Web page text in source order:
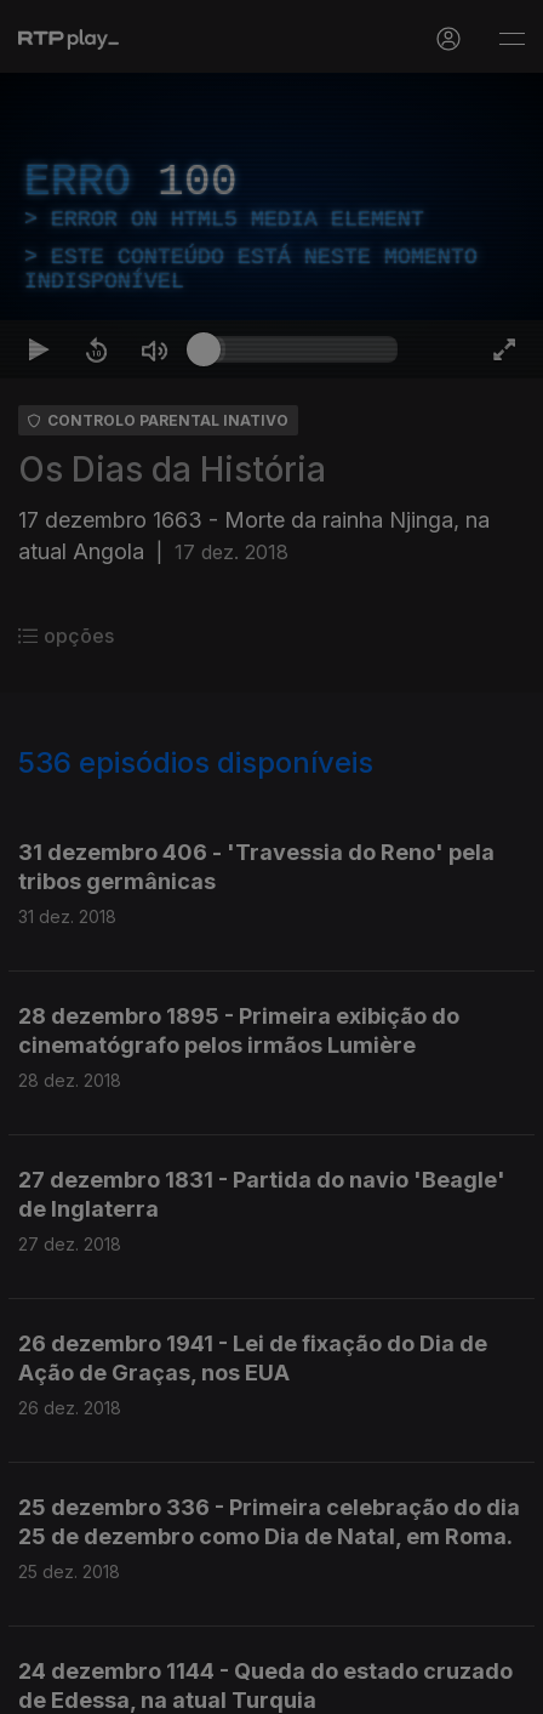
ERRO 100
ERROR ON HTML5 MEDIA ELEMENT
ESTE CONTEÚDO ESTÁ NESTE MOMENTO
INDISPONÍVEL
CONTROLO PARENTAL INATIVO
Os Dias da História
17 dezembro 1663 - Morte da rainha Njinga, na
atual Angola
17 dez. 2018
opções
536 episódios disponíveis
31 dezembro 406 - 'Travessia do Reno' pela
tribos germânicas
31 dez. 2018
28 dezembro 1895 - Primeira exibição do
cinematógrafo pelos irmãos Lumière
28 dez. 2018
27 dezembro 1831 - Partida do navio 'Beagle'
de Inglaterra
27 dez. 2018
26 dezembro 1941 - Lei de fixação do Dia de
Ação de Graças, nos EUA
26 dez. 2018
25 dezembro 336 - Primeira celebração do dia
25 de dezembro como Dia de Natal, em Roma.
25 dez. 2018
24 dezembro 1144 - Queda do estado cruzado
de Edessa, na atual Turquia